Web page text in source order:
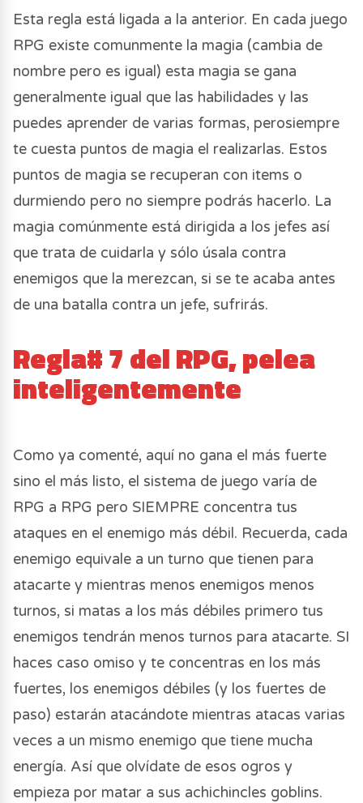
Esta regla está ligada a la anterior. En cada juego
RPG existe comunmente la magia (cambia de
nombre pero es igual) esta magia se gana
generalmente igual que las habilidades y las
puedes aprender de varias formas, perosiempre
te cuesta puntos de magia el realizarlas. Estos
puntos de magia se recuperan con items o
durmiendo pero no siempre podrás hacerlo. La
magia comúnmente está dirigida a los jefes así
que trata de cuidarla y sólo úsala contra
enemigos que la merezcan, si se te acaba antes
de una batalla contra un jefe, sufrirás.
Regla# 7 del RPG, pelea
inteligentemente
Como ya comenté, aquí no gana el más fuerte
sino el más listo, el sistema de juego varía de
RPG a RPG pero SIEMPRE concentra tus
ataques en el enemigo más débil. Recuerda, cada
enemigo equivale a un turno que tienen para
atacarte y mientras menos enemigos menos
turnos, si matas a los más débiles primero tus
enemigos tendrán menos turnos para atacarte. SI
haces caso omiso y te concentras en los más
fuertes, los enemigos débiles (y los fuertes de
paso) estarán atacándote mientras atacas varias
veces a un mismo enemigo que tiene mucha
energía. Así que olvídate de esos ogros y
empieza por matar a sus achichincles goblins.